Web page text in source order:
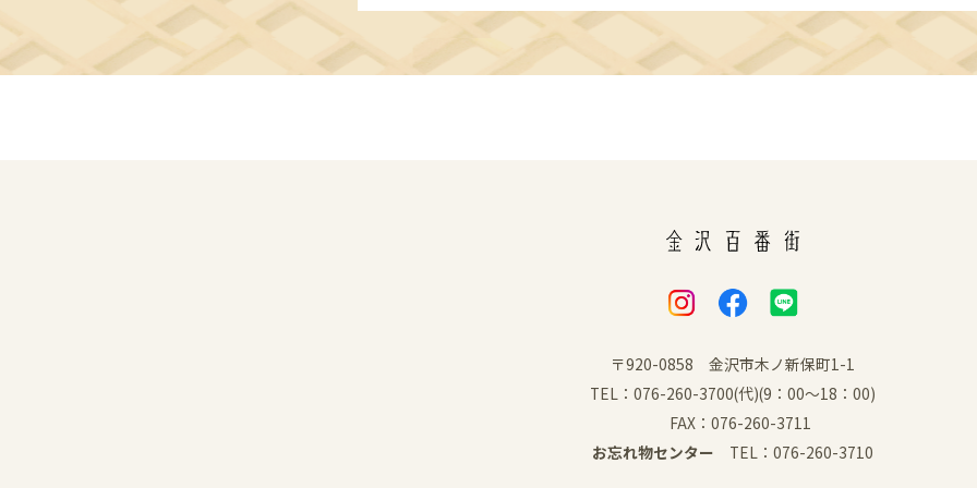
〒920-0858 金沢市木ノ新保町1-1
TEL：076-260-3700(代)(9：00～18：00)
FAX：076-260-3711
お忘れ物センター TEL：076-260-3710